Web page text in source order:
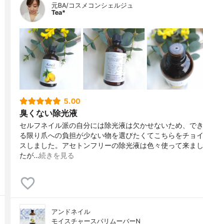
元BA/コスメコンシェルジュ
Tea*
5.00
臭くない除光液
セルフネイル派の自分には除光液は欠かせないため、でき
る限り爪への負担が少ない物を選びたくてこちらをチョイ
スしました。アセトンフリーの除光液は色々使って来まし
たが…続きを見る
アンドネイル
モイスチャースパリムーバーN